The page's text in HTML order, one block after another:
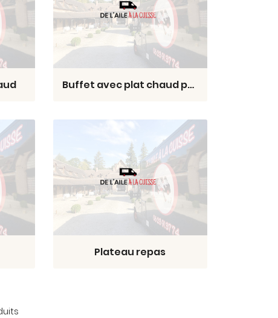
Buffet avec plat chaud prestige
Plateau repas